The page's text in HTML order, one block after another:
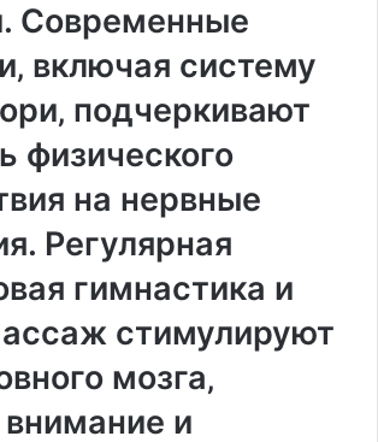
Современные
включая систему
подчеркивают
физического
на нервные
Регулярная
гимнастика и
стимулируют
мозга‚
и